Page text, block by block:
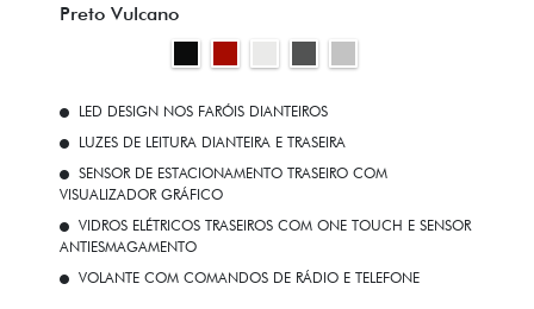
Preto Vulcano
LED DESIGN NOS FARÓIS DIANTEIROS
LUZES DE LEITURA DIANTEIRA E TRASEIRA
SENSOR DE ESTACIONAMENTO TRASEIRO COM
VISUALIZADOR GRÁFICO
VIDROS ELÉTRICOS TRASEIROS COM ONE TOUCH E SENSOR
ANTIESMAGAMENTO
VOLANTE COM COMANDOS DE RÁDIO E TELEFONE